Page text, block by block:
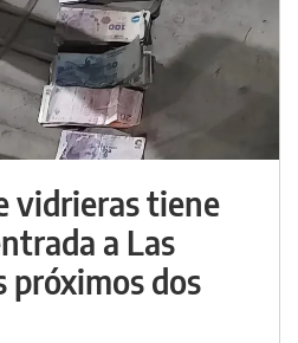
vidrieras tiene
a Las
próximos dos